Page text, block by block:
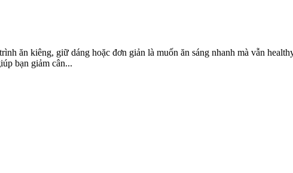
ăn kiêng, giữ dáng hoặc đơn giản là muốn ăn sáng nhanh mà vẫn
bạn giảm cân...